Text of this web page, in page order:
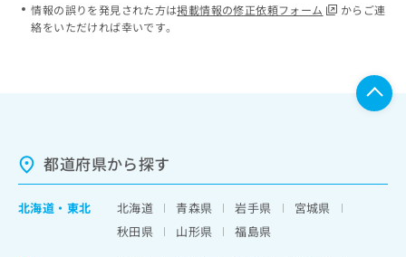
情報の誤りを発見された方は掲載情報の修正依頼フォーム
からご連
絡をいただければ幸いです。
都道府県から探す
北海道 ・ 東北 北海道 青森県 岩手県
宮城県
秋田県
山形県
福島県